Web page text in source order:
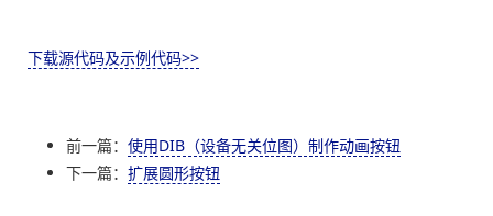
下载源代码及示例代码>>
前一篇： 使用DIB（设备无关位图）制作动画按钮
下一篇： 扩展圆形按钮